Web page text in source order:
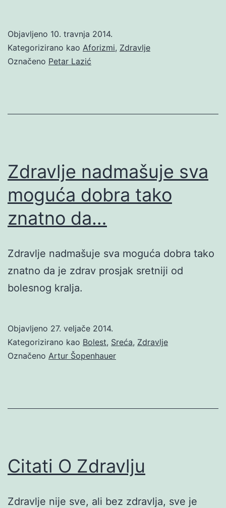
Objavljeno 10. travnja 2014.
Kategorizirano kao Aforizmi, Zdravlje
Označeno Petar Lazić
Zdravlje nadmašuje sva
moguća dobra tako
znatno da…
Zdravlje nadmašuje sva moguća dobra tako
znatno da je zdrav prosjak sretniji od
bolesnog kralja.
Objavljeno 27. veljače 2014.
Kategorizirano kao Bolest, Sreća, Zdravlje
Označeno Artur Šopenhauer
Citati O Zdravlju
Zdravlje nije sve, ali bez zdravlja, sve je